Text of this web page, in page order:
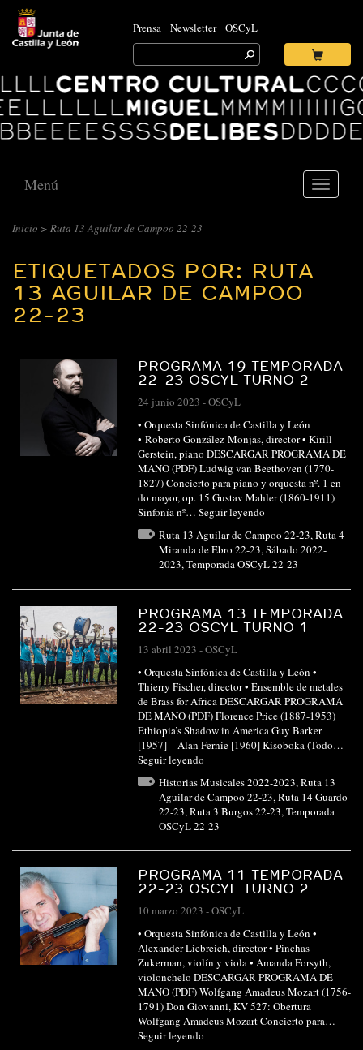
Prensa Newsletter OSCyL
Search
for:
Ok
Centro
Cultural
Miguel
Delibes
Toggle
Menú
Inicio > Ruta 13 Aguilar de Campoo 22-23
ETIQUETADOS POR: RUTA
13 AGUILAR DE CAMPOO
22-23
PROGRAMA 19 TEMPORADA
22-23 OSCYL TURNO 2
24 junio 2023 -OSCyL
• Orquesta Sinfónica de Castilla y León
• Roberto González-Monjas, director • Kirill
Gerstein, piano DESCARGAR PROGRAMA DE
MANO (PDF) Ludwig van Beethoven (1770-
1827) Concierto para piano y orquesta nº. 1 en
do mayor, op. 15 Gustav Mahler (1860-1911)
Sinfonía nº… Seguir leyendo
Ruta 13 Aguilar de Campoo 22-23,Ruta 4
Miranda de Ebro 22-23,Sábado 2022-
2023,Temporada OSCyL 22-23
PROGRAMA 13 TEMPORADA
22-23 OSCYL TURNO 1
13 abril 2023 -OSCyL
• Orquesta Sinfónica de Castilla y León •
Thierry Fischer, director • Ensemble de metales
de Brass for Africa DESCARGAR PROGRAMA
DE MANO (PDF) Florence Price (1887-1953)
Ethiopia’s Shadow in America Guy Barker
[1957] – Alan Fernie [1960] Kisoboka (Todo…
Seguir leyendo
Historias Musicales 2022-2023, Ruta 13
Aguilar de Campoo 22-23, Ruta 14 Guardo
22-23, Ruta 3 Burgos 22-23, Temporada
OSCyL 22-23
PROGRAMA 11 TEMPORADA
22-23 OSCYL TURNO 2
10 marzo 2023 -OSCyL
• Orquesta Sinfónica de Castilla y León •
Alexander Liebreich, director • Pinchas
Zukerman, violín y viola • Amanda Forsyth,
violonchelo DESCARGAR PROGRAMA DE
MANO (PDF) Wolfgang Amadeus Mozart (1756-
1791) Don Giovanni, KV 527: Obertura
Wolfgang Amadeus Mozart Concierto para…
Seguir leyendo